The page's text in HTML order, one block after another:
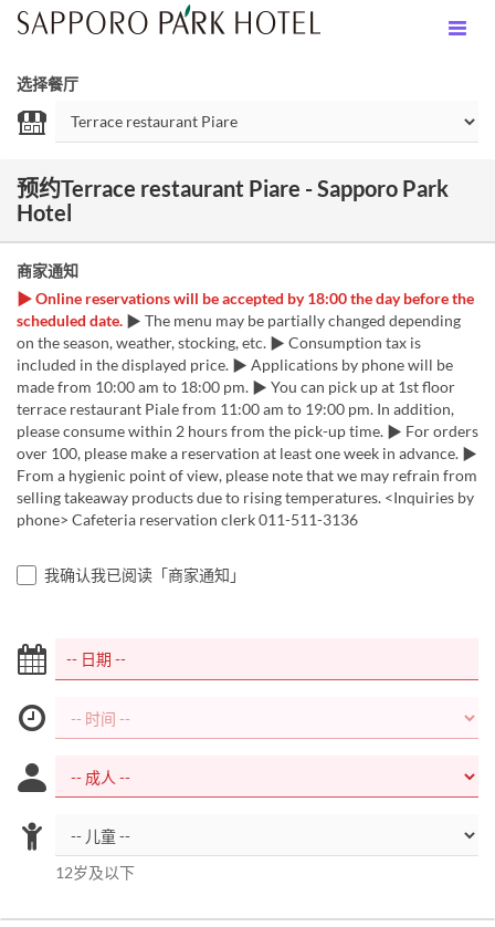
选择餐厅
预约Terrace restaurant Piare - Sapporo Park
Hotel
商家通知
▶ Online reservations will be accepted by 18:00 the day before the
scheduled date. ▶ The menu may be partially changed depending
on the season, weather, stocking, etc. ▶ Consumption tax is
included in the displayed price. ▶ Applications by phone will be
made from 10:00 am to 18:00 pm. ▶ You can pick up at 1st floor
terrace restaurant Piale from 11:00 am to 19:00 pm. In addition,
please consume within 2 hours from the pick-up time. ▶ For orders
over 100, please make a reservation at least one week in advance. ▶
From a hygienic point of view, please note that we may refrain from
selling takeaway products due to rising temperatures. <Inquiries by
phone> Cafeteria reservation clerk 011-511-3136
我确认我已阅读「商家通知」
12岁及以下